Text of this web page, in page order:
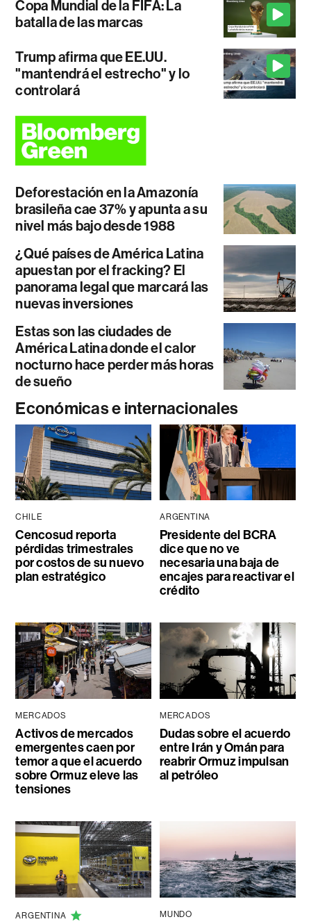
Copa Mundial de la FIFA: La
batalla de las marcas
Trump afirma que EE.UU.
"mantendrá el estrecho" y lo
controlará
Deforestación en la Amazonía
brasileña cae 37% y apunta a su
nivel más bajo desde 1988
¿Qué países de América Latina
apuestan por el fracking? El
panorama legal que marcará las
nuevas inversiones
Estas son las ciudades de
América Latina donde el calor
nocturno hace perder más horas
de sueño
Económicas e internacionales
CHILE
Cencosud reporta
pérdidas trimestrales
por costos de su nuevo
plan estratégico
ARGENTINA
Presidente del BCRA
dice que no ve
necesaria una baja de
encajes para reactivar el
crédito
MERCADOS
Activos de mercados
emergentes caen por
temor a que el acuerdo
sobre Ormuz eleve las
tensiones
MERCADOS
Dudas sobre el acuerdo
entre Irán y Omán para
reabrir Ormuz impulsan
al petróleo
ARGENTINA MUNDO